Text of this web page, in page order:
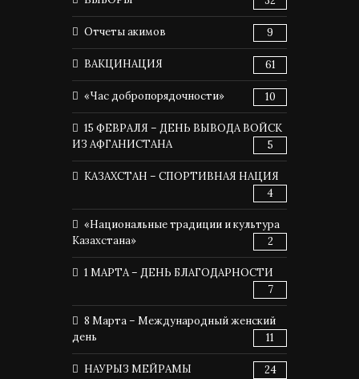
Отчеты акимов 9
ВАКЦИНАЦИЯ 61
«Час добропорядочности» 10
15 ФЕВРАЛЯ – ДЕНЬ ВЫВОДА ВОЙСК
ИЗ АФГАНИСТАНА
5
КАЗАХСТАН – СПОРТИВНАЯ НАЦИЯ
4
«Национальные традиции и культура
Казахстана»
2
1 МАРТА – ДЕНЬ БЛАГОДАРНОСТИ
7
8 Марта – Международный женский
день
11
НАУРЫЗ МЕЙРАМЫ 24